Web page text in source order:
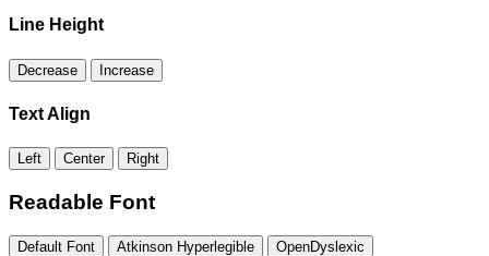
Line Height
Decrease Increase
Text Align
Left Center Right
Readable Font
Default Font Atkinson Hyperlegible OpenDyslexic